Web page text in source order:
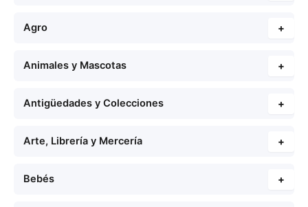
Agro +
Animales y Mascotas +
Antigüedades y Colecciones +
Arte, Librería y Mercería +
Bebés +